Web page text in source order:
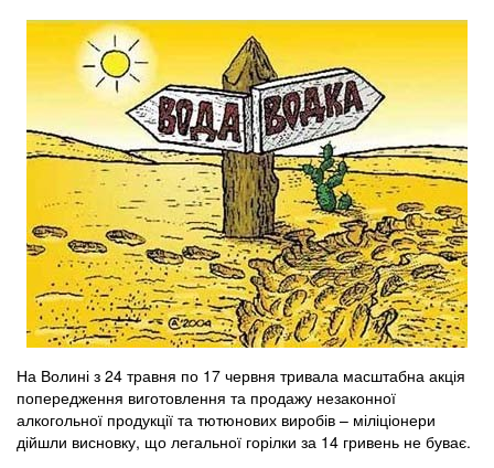
На Волині з 24 травня по 17 червня тривала масштабна акція
попередження виготовлення та продажу незаконної
алкогольної продукції та тютюнових виробів – міліціонери
дійшли висновку, що легальної горілки за 14 гривень не буває.